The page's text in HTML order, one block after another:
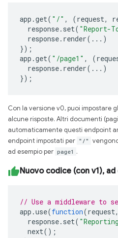
app .get( "/" , (request,
response. set( "Report-
response. render(...)
});
app .get( "/page1" , (
response. render(...)
});
Con la versione v0, puoi impostare
alcune risposte. Altri documenti
automaticamente questi endpoint
endpoint impostati per "/"
ad esempio per page1 .
Nuovo codice (con v1),
// Use a middleware to
app .use(function(request,
response. set(
next();